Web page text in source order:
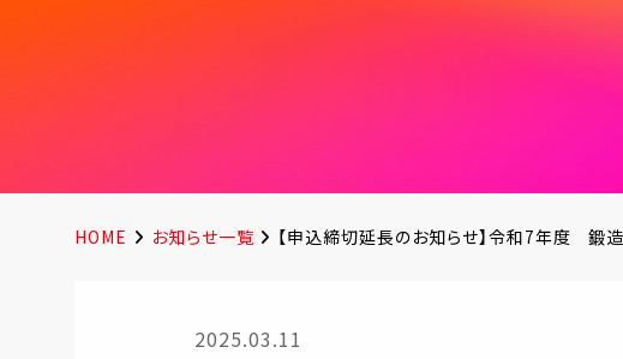
HOME お知らせ一覧 【申込締切延長のお知らせ】令和7年度 鍛
2025.03.11